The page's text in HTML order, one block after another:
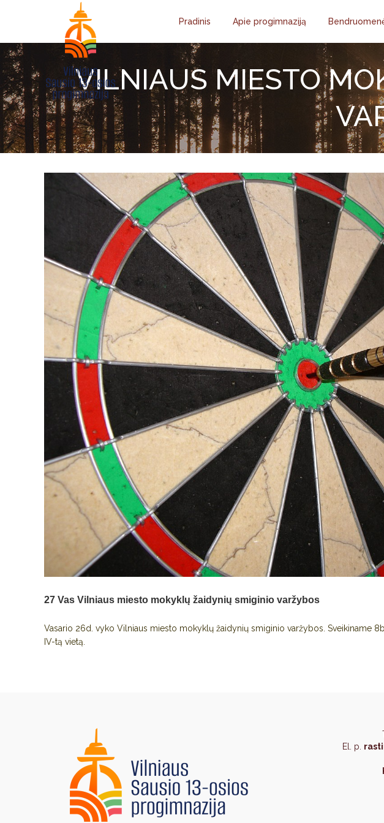
Pradinis Apie progimnaziją
VILNIAUS MIESTO
27 Vas Vilniaus miesto mokyklų žaidynių smiginio varžybos
Vasario 26d. vyko Vilniaus miesto mokyklų žaidynių smiginio varžybos. Sveikiname
IV-tą vietą.
El. p.